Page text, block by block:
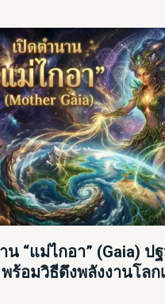
น “แม่ไกอา” (Gaia) ป
ร้อมวิธีดึงพลังงานโลก